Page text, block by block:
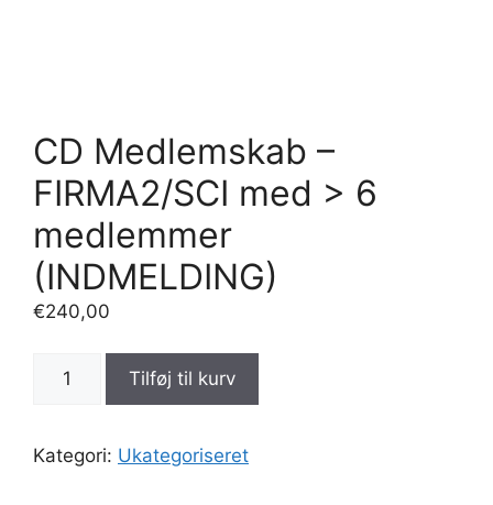
CD Medlemskab –
FIRMA2/SCI med > 6
medlemmer
(INDMELDING)
€240,00
FIRMA2/SCI
Tilføj til kurv
Kategori: Ukategoriseret